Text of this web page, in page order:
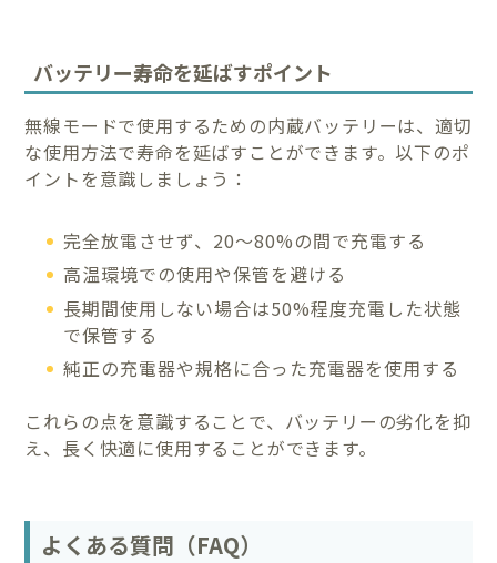
バッテリー寿命を延ばすポイント
無線モードで使用するための内蔵バッテリーは、適切
な使用方法で寿命を延ばすことができます。以下のポ
イントを意識しましょう：
完全放電させず、20〜80%の間で充電する
高温環境での使用や保管を避ける
長期間使用しない場合は50%程度充電した状態
で保管する
純正の充電器や規格に合った充電器を使用する
これらの点を意識することで、バッテリーの劣化を抑
え、長く快適に使用することができます。
よくある質問（FAQ）